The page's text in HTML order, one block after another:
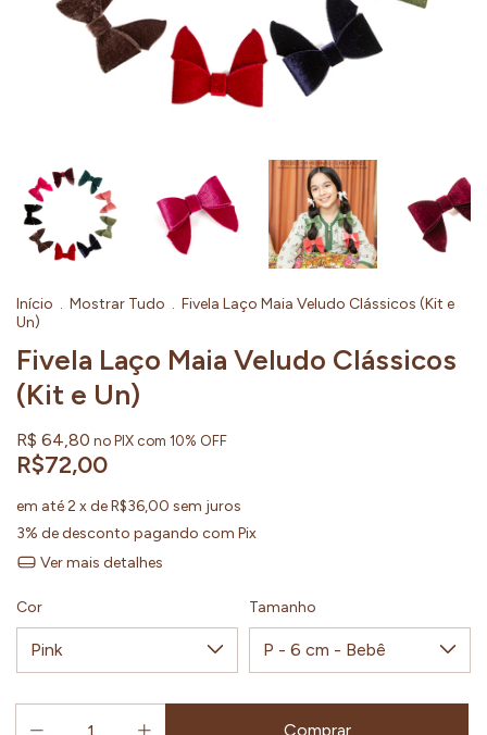
Início . Mostrar Tudo . Fivela Laço Maia Veludo Clássicos (Kit e
Un)
Fivela Laço Maia Veludo Clássicos
(Kit e Un)
R$ 64,80 no PIX com 10% OFF
R$72,00
em até2 x deR$36,00 sem juros
3% de desconto pagando com Pix
Ver mais detalhes
Cor Tamanho